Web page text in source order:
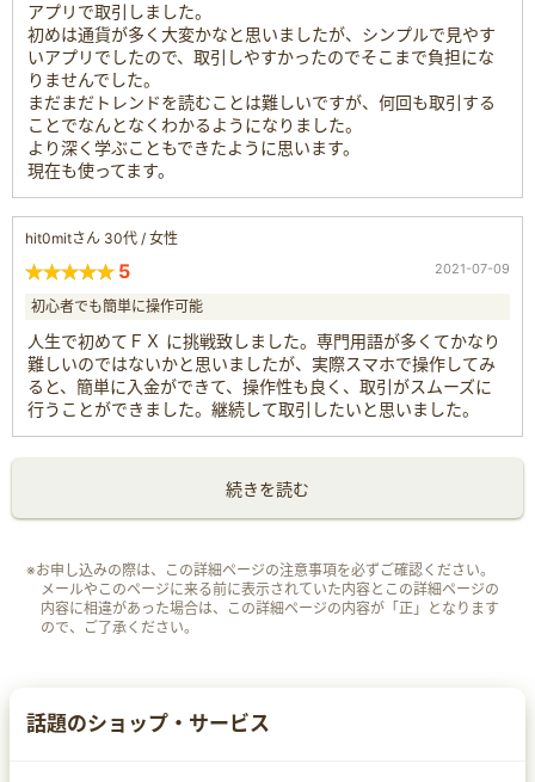
アプリで取引しました。
初めは通貨が多く大変かなと思いましたが、シンプルで見やす
いアプリでしたので、取引しやすかったのでそこまで負担にな
りませんでした。
まだまだトレンドを読むことは難しいですが、何回も取引する
ことでなんとなくわかるようになりました。
より深く学ぶこともできたように思います。
現在も使ってます。
hit0mitさん 30代 / 女性
5 2021-07-09
初心者でも簡単に操作可能
人生で初めてＦＸ に挑戦致しました。専門用語が多くてかなり
難しいのではないかと思いましたが、実際スマホで操作してみ
ると、簡単に入金ができて、操作性も良く、取引がスムーズに
行うことができました。継続して取引したいと思いました。
続きを読む
※お申し込みの際は、この詳細ページの注意事項を必ずご確認ください。
メールやこのページに来る前に表示されていた内容とこの詳細ページの
内容に相違があった場合は、この詳細ページの内容が「正」となります
ので、ご了承ください。
話題のショップ・サービス